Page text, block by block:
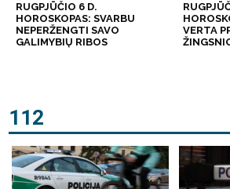
RUGPJŪČIO 6 D.
HOROSKOPAS: SVARBU
NEPERŽENGTI SAVO
GALIMYBIŲ RIBOS
VERTA
112